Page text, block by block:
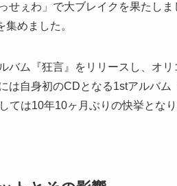
せぇわ」で大ブレイクを果たし
めました。
バム『狂言』をリリースし、オ
は自身初のCDとなる1stアルバ
ては10年10ヶ月ぶりの快挙となり